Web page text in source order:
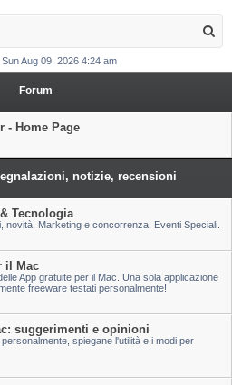
a
Aug 09, 2026 4:24 am
Forum
- Home Page
notizie, recensioni
Tecnologia
novità. Marketing e concorrenza. Eventi Speciali.
il Mac
App gratuite per il Mac. Una sola applicazione
freeware testati personalmente!
suggerimenti e opinioni
spiegane l'utilità e i modi per